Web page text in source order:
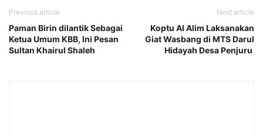
Previous article
Paman Birin dilantik Sebagai
Ketua Umum KBB, Ini Pesan
Sultan Khairul Shaleh
Next article
Koptu Al Alim Laksanakan
Giat Wasbang di MTS Darul
Hidayah Desa Penjuru